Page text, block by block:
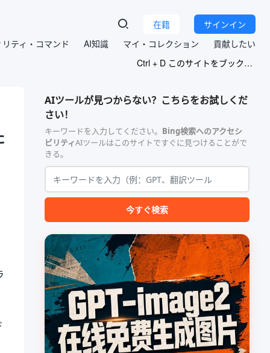
サインイン
在籍
ティ・コマンド
AI知識 マイ・コレクション
貢献したい
Ctrl + D このサイトをブックマークする
AIツールが見つからない？こちらをお試しくだ
さい！
キーワードを入力してください。 Bing検索へのアクセシ
ビリティAIツールはこのサイトですぐに見つけることがで
きる。
今すぐ検索